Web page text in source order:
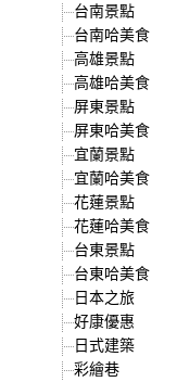
台南景點
台南哈美食
高雄景點
高雄哈美食
屏東景點
屏東哈美食
宜蘭景點
宜蘭哈美食
花蓮景點
花蓮哈美食
台東景點
台東哈美食
日本之旅
好康優惠
日式建築
彩繪巷